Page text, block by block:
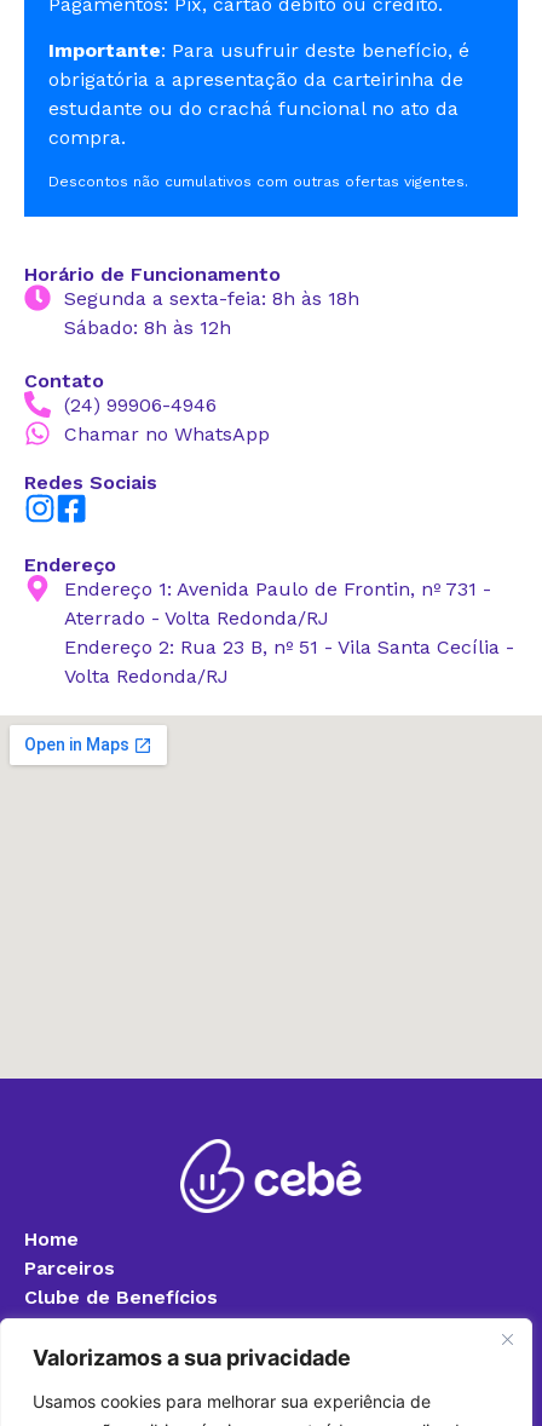
Valorizamos a sua privacidade
Usamos cookies para melhorar sua experiência de
Importante: Para usufruir deste benefício, é
obrigatória a apresentação da carteirinha de
estudante ou do crachá funcional no ato da
compra.
Descontos não cumulativos com outras ofertas vigentes.
Horário de Funcionamento
Segunda a sexta-feia: 8h às 18h
Sábado: 8h às 12h
Contato
(24) 99906-4946
Chamar no WhatsApp
Redes Sociais
Endereço
Endereço 1: Avenida Paulo de Frontin, nº 731 -
Aterrado - Volta Redonda/RJ
Endereço 2: Rua 23 B, nº 51 - Vila Santa Cecília -
Volta Redonda/RJ
Home
Parceiros
Clube de Benefícios
Blog
Quero ser parceiro
Fale Conosco